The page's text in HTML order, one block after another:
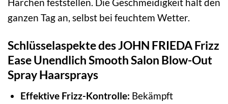
Härchen feststellen. Die Geschmeidigkeit hält den
ganzen Tag an, selbst bei feuchtem Wetter.
Schlüsselaspekte des JOHN FRIEDA Frizz
Ease Unendlich Smooth Salon Blow-Out
Spray Haarsprays
Effektive Frizz-Kontrolle: Bekämpft